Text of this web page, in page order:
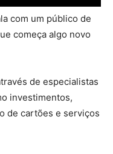
com um público de
começa algo novo
de especialistas
investimentos,
de cartões e serviços